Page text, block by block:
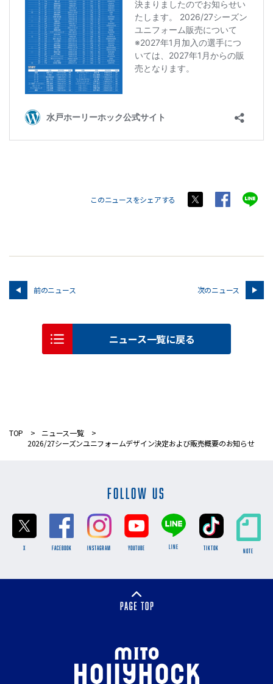
このニュースをシェアする
前のニュース 次のニュース
ニュース一覧に戻る
TOP
ニュース一覧
2026/27シーズンユニフォームデザイン決定および販売概要のお知らせ
FOLLOW US
X FACEBOOK INSTAGRAM YOUTUBE LINE TikTok NOTE